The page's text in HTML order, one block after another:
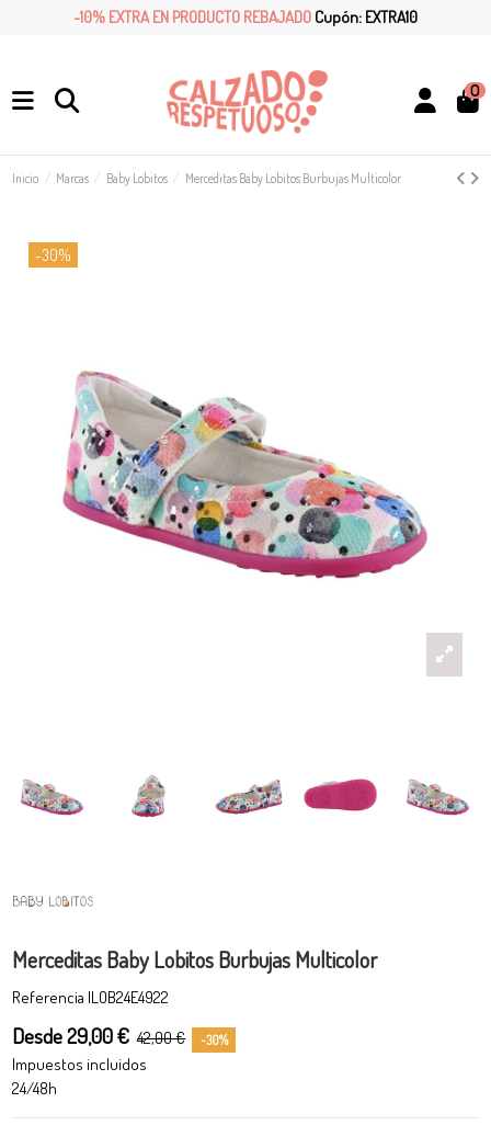
-10% EXTRA EN PRODUCTO REBAJADO Cupón: EXTRA10
0
Inicio Marcas Baby Lobitos Merceditas Baby Lobitos Burbujas Multicolor
-30%
Merceditas Baby Lobitos Burbujas Multicolor
Referencia ILOB24E4922
Desde 29,00 € 42,00 € -30%
Impuestos incluidos
24/48h